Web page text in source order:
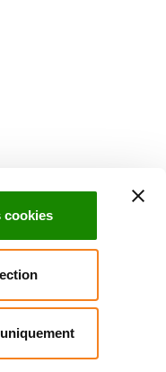
cookies
la newsletter
patient